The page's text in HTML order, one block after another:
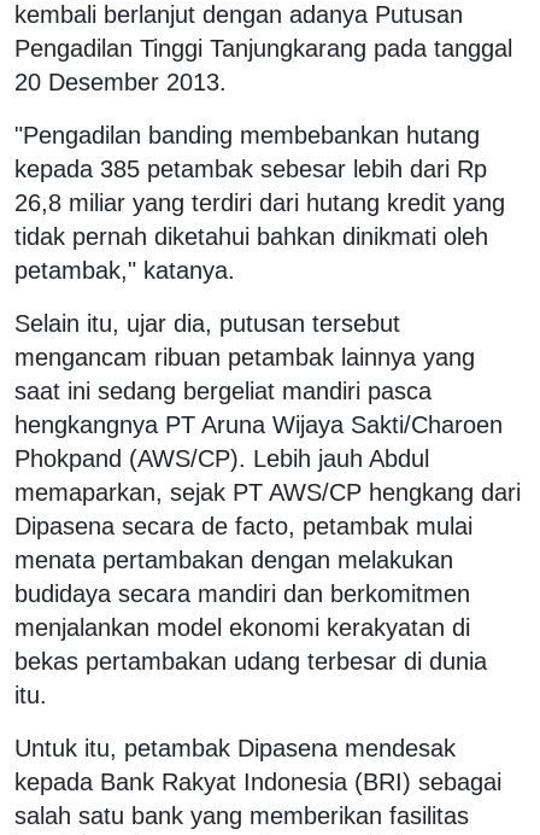
kembali berlanjut dengan adanya Putusan
Pengadilan Tinggi Tanjungkarang pada tanggal
20 Desember 2013.
"Pengadilan banding membebankan hutang
kepada 385 petambak sebesar lebih dari Rp
26,8 miliar yang terdiri dari hutang kredit yang
tidak pernah diketahui bahkan dinikmati oleh
petambak," katanya.
Selain itu, ujar dia, putusan tersebut
mengancam ribuan petambak lainnya yang
saat ini sedang bergeliat mandiri pasca
hengkangnya PT Aruna Wijaya Sakti/Charoen
Phokpand (AWS/CP). Lebih jauh Abdul
memaparkan, sejak PT AWS/CP hengkang dari
Dipasena secara de facto, petambak mulai
menata pertambakan dengan melakukan
budidaya secara mandiri dan berkomitmen
menjalankan model ekonomi kerakyatan di
bekas pertambakan udang terbesar di dunia
itu.
Untuk itu, petambak Dipasena mendesak
kepada Bank Rakyat Indonesia (BRI) sebagai
salah satu bank yang memberikan fasilitas